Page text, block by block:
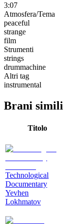
3:07
Atmosfera/Tema
peaceful
strange
film
Strumenti
strings
drummachine
Altri tag
instrumental
Brani simili
Titolo
Technological
Documentary
Yevhen
Lokhmatov